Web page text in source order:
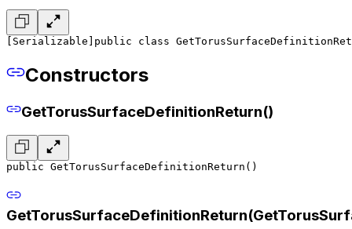
[Serializable] public class
Constructors
GetTorusSurfaceDefinitionReturn()
public GetTorusSurfaceDefinitionReturn()